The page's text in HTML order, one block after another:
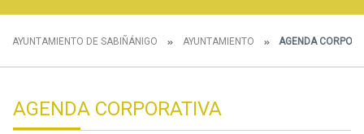
AYUNTAMIENTO DE SABIÑÁNIGO AYUNTAMIENTO AGENDA
AGENDA CORPORATIVA